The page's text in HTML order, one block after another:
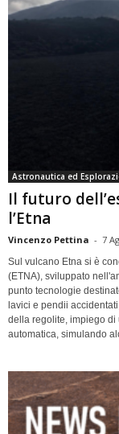
Astronautica ed
Il futuro
l’Etna
Vincenzo Pettina - 7
Sul vulcano Etna si è
(ETNA), sviluppato
punto tecnologie
lavici e pendii
della regolite, impiego di
automatica, simulando